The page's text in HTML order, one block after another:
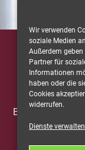
Wir verwenden
soziale Medien
Außerdem
Partner für
Informationen
haben oder die
Cookies
widerrufen.
Dienste verwalten